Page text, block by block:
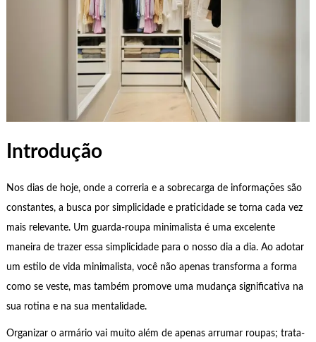
Introdução
Nos dias de hoje, onde a correria e a sobrecarga de informações são
constantes, a busca por simplicidade e praticidade se torna cada vez
mais relevante. Um guarda-roupa minimalista é uma excelente
maneira de trazer essa simplicidade para o nosso dia a dia. Ao adotar
um estilo de vida minimalista, você não apenas transforma a forma
como se veste, mas também promove uma mudança significativa na
sua rotina e na sua mentalidade.
Organizar o armário vai muito além de apenas arrumar roupas; trata-